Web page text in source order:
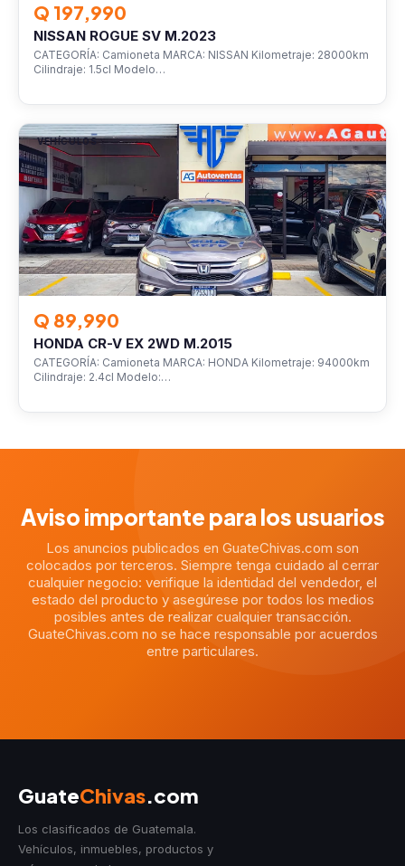
Q 197,990
NISSAN ROGUE SV M.2023
CATEGORÍA: Camioneta MARCA: NISSAN Kilometraje: 28000km
Cilindraje: 1.5cl Modelo…
VEHÍCULOS
Q 89,990
HONDA CR-V EX 2WD M.2015
CATEGORÍA: Camioneta MARCA: HONDA Kilometraje: 94000km
Cilindraje: 2.4cl Modelo:…
Aviso importante para los usuarios
Los anuncios publicados en GuateChivas.com son
colocados por terceros. Siempre tenga cuidado al cerrar
cualquier negocio: verifique la identidad del vendedor, el
estado del producto y asegúrese por todos los medios
posibles antes de realizar cualquier transacción.
GuateChivas.com no se hace responsable por acuerdos
entre particulares.
GuateChivas.com
Los clasificados de Guatemala.
Vehículos, inmuebles, productos y